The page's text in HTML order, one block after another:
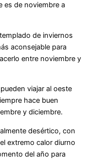
es de noviembre a
de inviernos
aconsejable para
entre noviembre y
viajar al oeste
hace buen
y diciembre.
desértico, con
extremo calor diurno
del año para